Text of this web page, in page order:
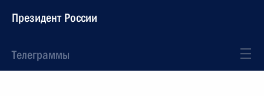
Президент России
Телеграммы